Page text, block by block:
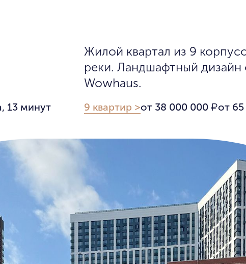
13 минут
Жилой квартал из 9
реки. Ландшафтный дизайн
Wowhaus.
9 квартир >от 38 000 000 ₽от 65